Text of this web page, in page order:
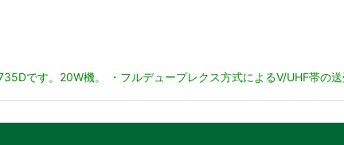
です。20W機。 ・フルデュープレクス方式によるV/UHF帯の